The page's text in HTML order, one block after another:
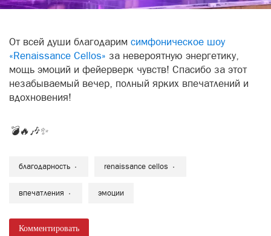
От всей души благодарим симфоническое шоу
«Renaissance Cellos» за невероятную энергетику,
мощь эмоций и фейерверк чувств! Спасибо за этот
незабываемый вечер, полный ярких впечатлений и
вдохновения!
💣🔥🎶✨
благодарность renaissance cellos
впечатления эмоции
Комментировать